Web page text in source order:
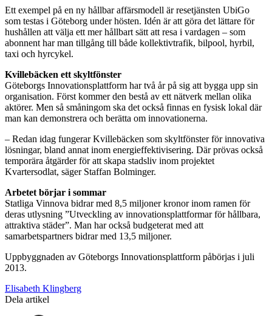
Ett exempel på en ny hållbar affärsmodell är resetjänsten UbiGo
som testas i Göteborg under hösten. Idén är att göra det lättare för
hushållen att välja ett mer hållbart sätt att resa i vardagen – som
abonnent har man tillgång till både kollektivtrafik, bilpool, hyrbil,
taxi och hyrcykel.
Kvillebäcken ett skyltfönster
Göteborgs Innovationsplattform har två år på sig att bygga upp sin
organisation. Först kommer den bestå av ett nätverk mellan olika
aktörer. Men så småningom ska det också finnas en fysisk lokal där
man kan demonstrera och berätta om innovationerna.
– Redan idag fungerar Kvillebäcken som skyltfönster för innovativa
lösningar, bland annat inom energieffektivisering. Där prövas också
temporära åtgärder för att skapa stadsliv inom projektet
Kvartersodlat, säger Staffan Bolminger.
Arbetet börjar i sommar
Statliga Vinnova bidrar med 8,5 miljoner kronor inom ramen för
deras utlysning ”Utveckling av innovationsplattformar för hållbara,
attraktiva städer”. Man har också budgeterat med att
samarbetspartners bidrar med 13,5 miljoner.
Uppbyggnaden av Göteborgs Innovationsplattform påbörjas i juli
2013.
Elisabeth Klingberg
Dela artikel